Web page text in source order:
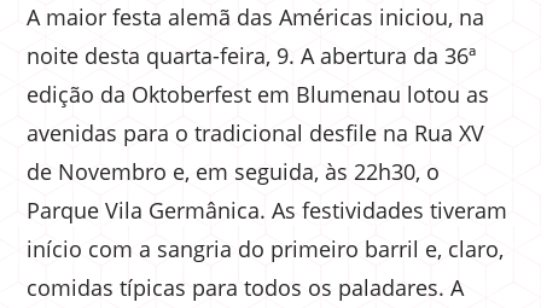
A maior festa alemã das Américas iniciou, na
noite desta quarta-feira, 9. A abertura da 36ª
edição da Oktoberfest em Blumenau lotou as
avenidas para o tradicional desfile na Rua XV
de Novembro e, em seguida, às 22h30, o
Parque Vila Germânica. As festividades tiveram
início com a sangria do primeiro barril e, claro,
comidas típicas para todos os paladares. A